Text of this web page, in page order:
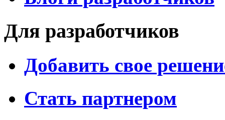
Для разработчиков
Добавить свое
Стать партнером